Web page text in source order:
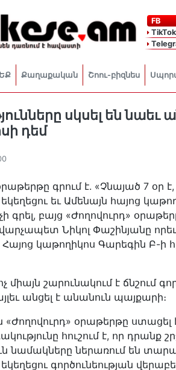
FB
TikTok
Քաղաքական Շոու-բիզնես
սկսել են նաեւ
դեմ
գրում է. «Չնայած 7 օր
եւ Ամենայն հայոց
գրել, բայց «Ժողովուրդ»
Նիկոլ Փաշինյանը
Հայոց կաթողիկոս Գարեգին Բ-
շարունակում է ճնշում
անցել է անանուն պայքարի։
«Ժողովուրդ» օրաթերթը
հուշում է, որ
նամակները ներառում են
գործունեության